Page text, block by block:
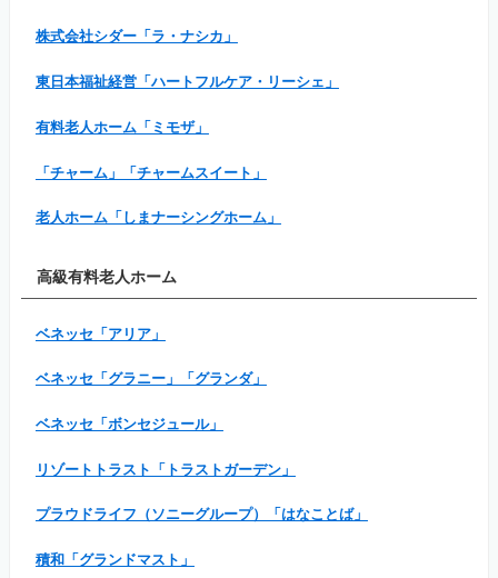
株式会社シダー「ラ・ナシカ」
東日本福祉経営「ハートフルケア・リーシェ」
有料老人ホーム「ミモザ」
「チャーム」「チャームスイート」
老人ホーム「しまナーシングホーム」
高級有料老人ホーム
ベネッセ「アリア」
ベネッセ「グラニー」「グランダ」
ベネッセ「ボンセジュール」
リゾートトラスト「トラストガーデン」
プラウドライフ（ソニーグループ）「はなことば」
積和「グランドマスト」